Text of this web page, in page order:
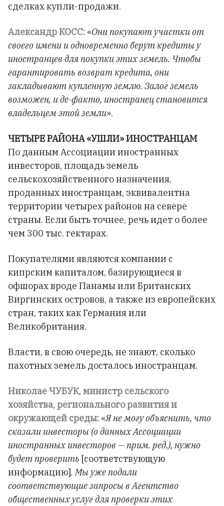
сделках купли-продажи.
Александр КОСС: «Они покупают участки от
своего имени и одновременно берут кредиты у
иностранцев для покупки этих земель. Чтобы
гарантировать возврат кредита, они
закладывают купленную землю. Залог земель
возможен, и де-факто, иностранец становится
владельцем этой земли».
ЧЕТЫРЕ РАЙОНА «УШЛИ» ИНОСТРАНЦАМ
По данным Ассоциации иностранных
инвесторов, площадь земель
сельскохозяйственного назначения,
проданных иностранцам, эквивалентна
территории четырех районов на севере
страны. Если быть точнее, речь идет о более
чем 300 тыс. гектарах.
Покупателями являются компании с
кипрским капиталом, базирующиеся в
офшорах вроде Панамы или Британских
Виргинских островов, а также из европейских
стран, таких как Германия или
Великобритания.
Власти, в свою очередь, не знают, сколько
пахотных земель досталось иностранцам.
Николае ЧУБУК, министр сельского
хозяйства, регионального развития и
окружающей среды: «Я не могу объяснить, что
сказали инвесторы (о данных Ассоциации
иностранных инвесторов — прим. ред.), нужно
будет проверить [соответствующую
информацию]. Мы уже подали
соответствующие запросы в Агентство
общественных услуг для проверки этих